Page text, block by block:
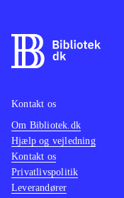
Kontakt os
Om Bibliotek.dk
Hjælp og vejledning
Kontakt os
Privatlivspolitik
Leverandører